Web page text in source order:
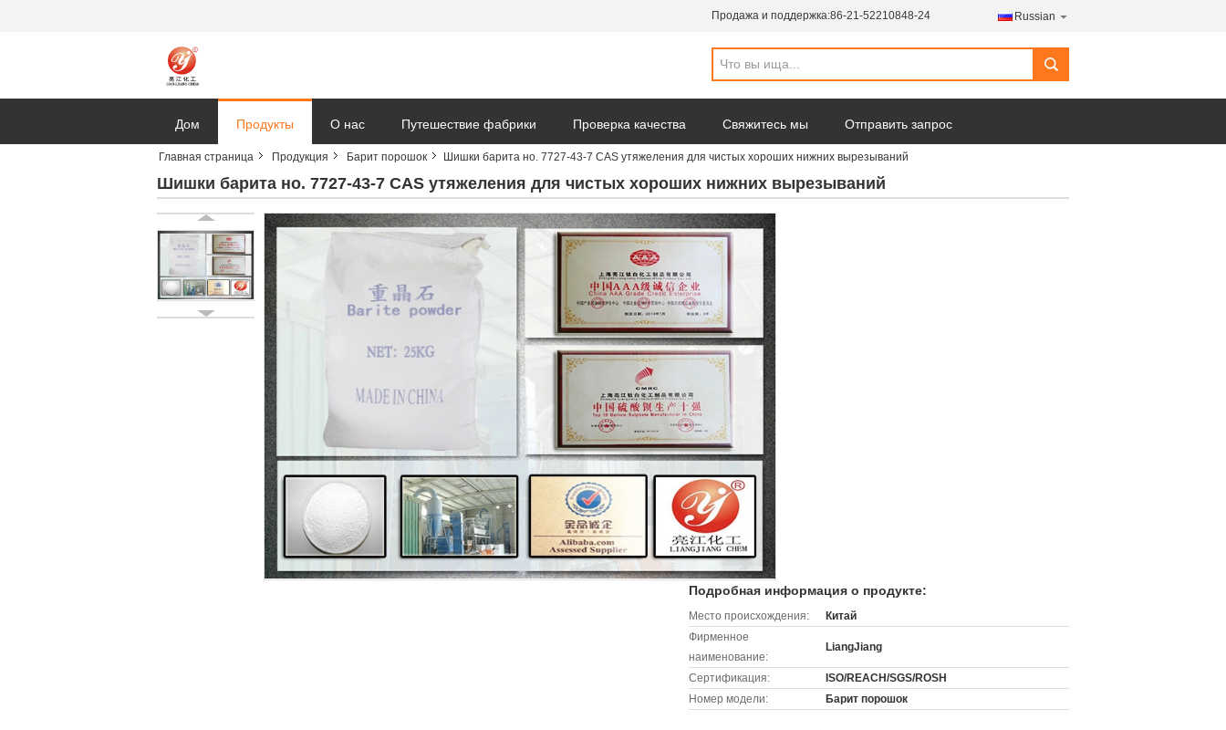
Продажа и поддержка:86-21-52210848-24 Russian
search
Дом Продукты О нас Путешествие фабрики Проверка качества Свяжитесь мы Отправить запрос
Главная страница Продукция Барит порошок Шишки барита но. 7727-43-7 CAS утяжеления для чистых хороших нижних вырезываний
Шишки барита но. 7727-43-7 CAS утяжеления для чистых хороших нижних вырезываний
Подробная информация о продукте:
Место происхождения:
Китай
Фирменное
наименование:
LiangJiang
Сертификация:
ISO/REACH/SGS/ROSH
Номер модели:
Барит порошок